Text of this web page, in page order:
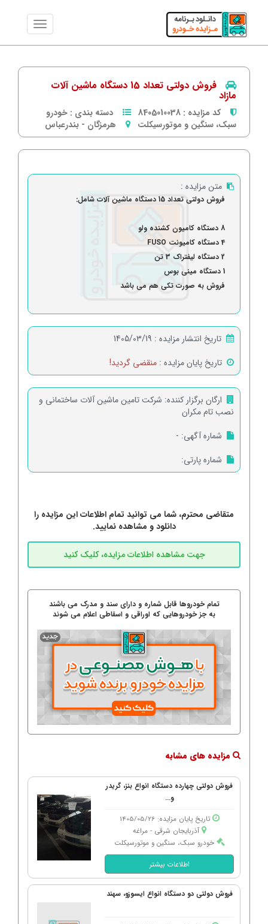
فروش دولتی تعداد 15 دستگاه ماشین آلات
مازاد
کد مزایده : 8405010038 دسته بندی : خودرو
سبک، سنگین و موتورسیکلت
هرمزگان - بندرعباس
متن مزایده :
فروش دولتی تعداد 15 دستگاه ماشین آلات شامل:
8 دستگاه کامیون کشنده ولو
4 دستگاه کامیونت FUSO
2 دستگاه لیفتراک 3 تن
1 دستگاه مینی بوس
فروش به صورت تکی هم می باشد
تاریخ انتشار مزایده : 1405/03/19
تاریخ پایان مزایده : منقضی گردید!
ارگان برگزار کننده: شرکت تامین ماشین آلات ساختمانی و
نصب تام مکران
شماره آگهی: -
شماره پارتی:
متقاضی محترم، شما می توانید تمام اطلاعات این مزایده را
دانلود و مشاهده نمایید.
تمام خودروها قابل شماره و دارای سند و مدرک می باشند
به جز خودروهایی که اوراقی و اسقاطی اعلام می شوند
مزایده های مشابه
فروش دولتی چهارده دستگاه انواع بنز، گریدر
و...
تاریخ پایان مزایده: 1405/05/26
آذربایجان شرقی - مراغه
خودرو سبک، سنگین و موتورسیکلت
اطلاعات بیشتر
فروش دولتی دو دستگاه انواع ایسوزو، سهند